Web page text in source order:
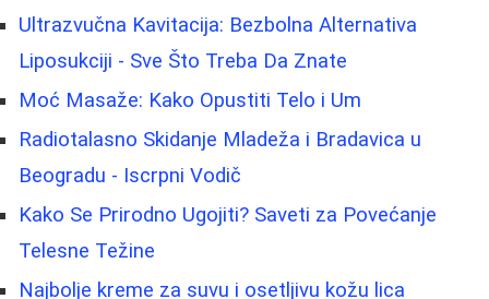
Ultrazvučna Kavitacija: Bezbolna Alternativa
Liposukciji - Sve Što Treba Da Znate
Moć Masaže: Kako Opustiti Telo i Um
Radiotalasno Skidanje Mladeža i Bradavica u
Beogradu - Iscrpni Vodič
Kako Se Prirodno Ugojiti? Saveti za Povećanje
Telesne Težine
Najbolje kreme za suvu i osetljivu kožu lica